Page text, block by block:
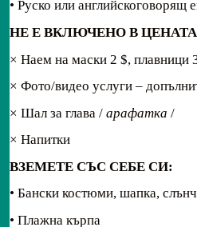
• Руско или английскоговорящ
НЕ Е ВКЛЮЧЕНО В
× Наем на маски 2 $, плавници
× Фото/видео услуги –
× Шал за глава / арафатка /
× Напитки
ВЗЕМЕТЕ СЪС СЕБЕ СИ:
• Бански костюми, шапка,
• Плажна кърпа